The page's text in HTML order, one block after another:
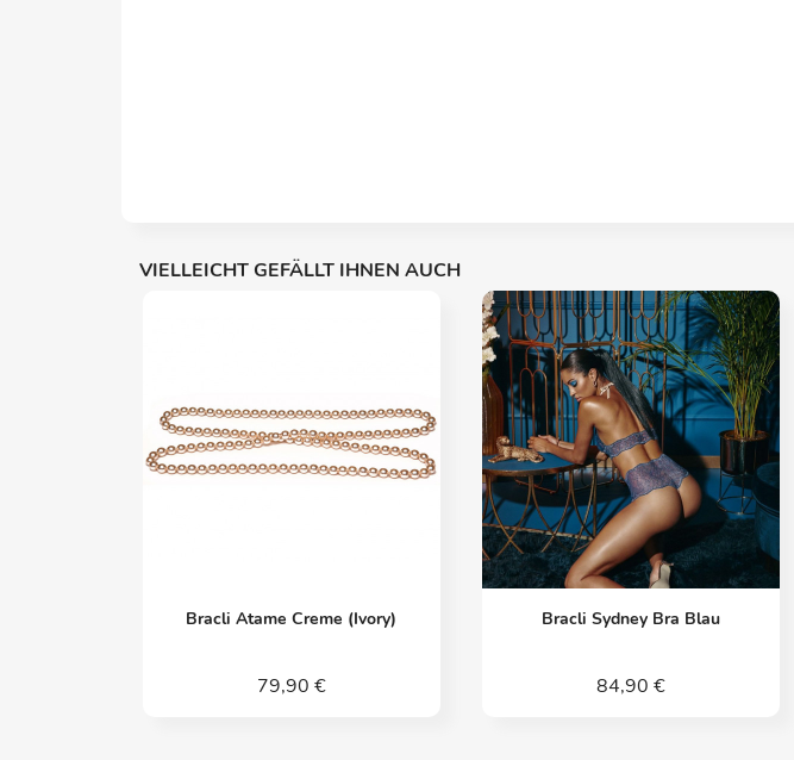
VIELLEICHT GEFÄLLT IHNEN AUCH
Vorschau
Bracli Atame Creme (Ivory)
79,90 €
Vorschau
Bracli Sydney Bra Blau
84,90 €